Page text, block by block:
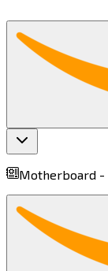
Motherboard -